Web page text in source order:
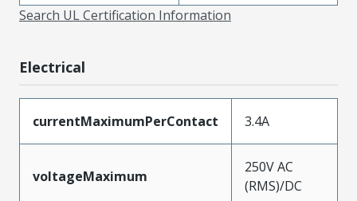
Search UL Certification Information
Electrical
currentMaximumPerContact 3.4A
voltageMaximum
250V AC
(RMS)/DC